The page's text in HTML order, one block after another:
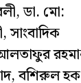
ডা. মো:
বশিরুল